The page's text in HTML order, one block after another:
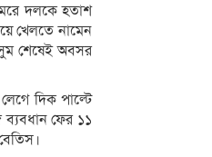
দলকে হতাশ
খেলতে নামেন
শেষেই অবসর
দিক পাল্টে
ব্যবধান ফের ১১